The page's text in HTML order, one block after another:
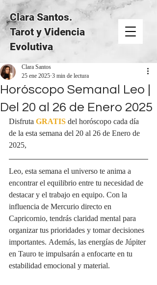
Clara Santos.
Tarot y Videncia
Evolutiva
Horóscopo Semanal Leo |
Del 20 al 26 de Enero 2025
Clara Santos
25 ene 20253 min de lectura
Disfruta GRATISdel horóscopo cada día
de la esta semana del 20 al 26 de Enero de
2025,
Leo, esta semana el universo te anima a
encontrar el equilibrio entre tu necesidad de
destacar y el trabajo en equipo. Con la
influencia de Mercurio directo en
Capricornio, tendrás claridad mental para
organizar tus prioridades y tomar decisiones
importantes. Además, las energías de Júpiter
en Tauro te impulsarán a enfocarte en tu
estabilidad emocional y material.